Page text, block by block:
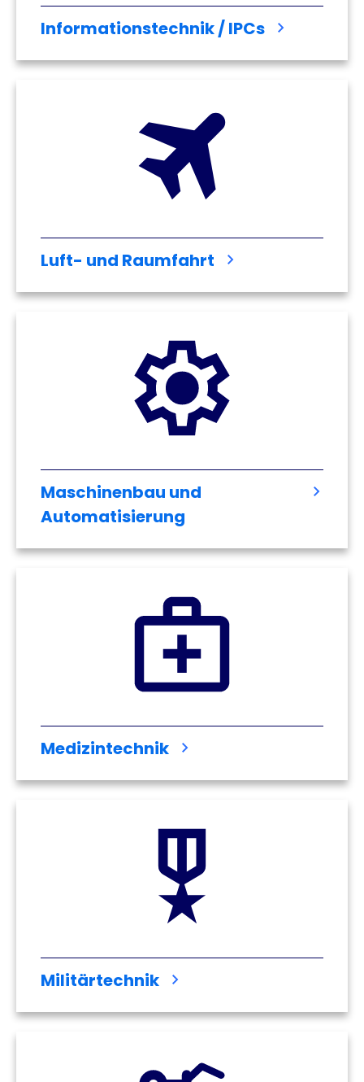
Informationstechnik / IPCs
Luft- und Raumfahrt
Maschinenbau und
Automatisierung
Medizintechnik
Militärtechnik